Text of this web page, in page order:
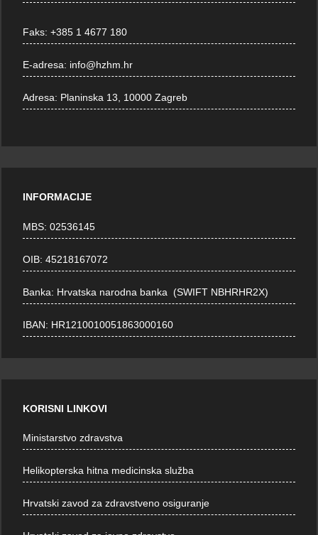
Faks:+385 1 4677 180
E-adresa: info@hzhm.hr
Adresa: Planinska 13, 10000 Zagreb
INFORMACIJE
MBS: 02536145
OIB: 45218167072
Banka: Hrvatska narodna banka (SWIFT NBHRHR2X)
IBAN: HR1210010051863000160
KORISNI LINKOVI
Ministarstvo zdravstva
Helikopterska hitna medicinska služba
Hrvatski zavod za zdravstveno osiguranje